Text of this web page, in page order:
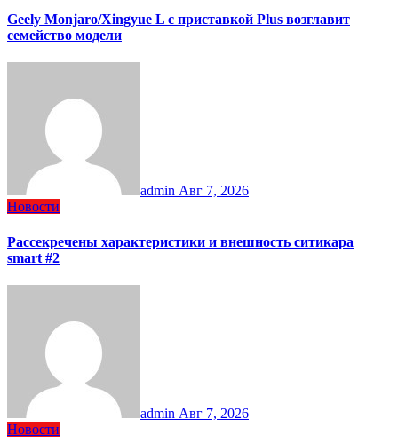
Geely Monjaro/Xingyue L с приставкой Plus возглавит
семейство модели
admin Авг 7, 2026
Новости
Рассекречены характеристики и внешность ситикара
smart #2
admin Авг 7, 2026
Новости